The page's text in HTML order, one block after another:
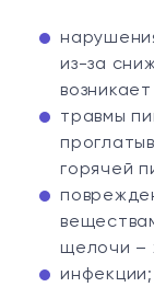
из-за
травмы
горячей
щелочи –
инфекции;